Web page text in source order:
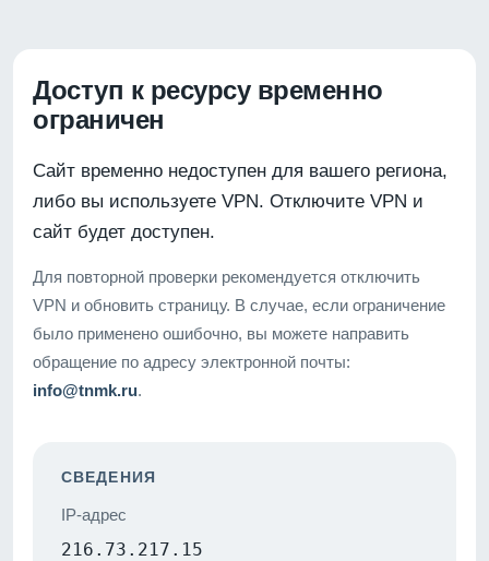
Доступ к ресурсу временно
ограничен
Сайт временно недоступен для вашего региона,
либо вы используете VPN. Отключите VPN и
сайт будет доступен.
Для повторной проверки рекомендуется отключить
VPN и обновить страницу. В случае, если ограничение
было применено ошибочно, вы можете направить
обращение по адресу электронной почты:
info@tnmk.ru.
СВЕДЕНИЯ
IP-адрес
216.73.217.15